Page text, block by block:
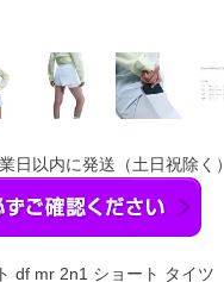
日以内に発送（土日祝除く）
df mr 2n1 ショート タイツ